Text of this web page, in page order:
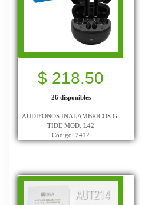
$ 218.50
26 disponibles
AUDIFONOS INALAMBRICOS G-
TIDE MOD: L42
Codigo: 2412